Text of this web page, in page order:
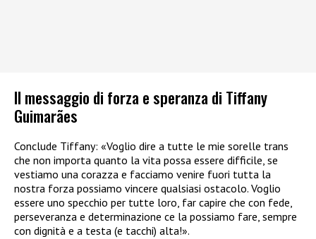
Il messaggio di forza e speranza di Tiffany
Guimarães
Conclude Tiffany: «Voglio dire a tutte le mie sorelle trans
che non importa quanto la vita possa essere difficile, se
vestiamo una corazza e facciamo venire fuori tutta la
nostra forza possiamo vincere qualsiasi ostacolo. Voglio
essere uno specchio per tutte loro, far capire che con fede,
perseveranza e determinazione ce la possiamo fare, sempre
con dignità e a testa (e tacchi) alta!».